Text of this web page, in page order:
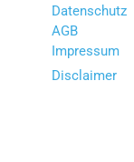
Datenschutz
AGB
Impressum
Disclaimer